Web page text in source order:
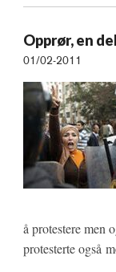
Opprør, en
01/02-2011
å protestere men
protesterte også